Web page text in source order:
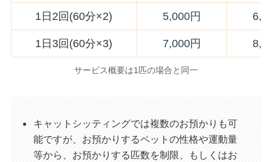
1日2回(60分×2) 5,000円
1日3回(60分×3) 7,000円
サービス概要は1匹の場合と同一
キャットシッティングでは複数のお預かりも可
能ですが、お預かりするペットの性格や運動量
等から、お預かりする匹数を制限、もしくはお